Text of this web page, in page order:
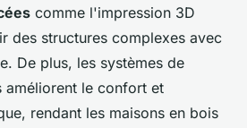
comme l'impression 3D
des structures complexes avec
De plus, les systèmes de
améliorent le confort et
rendant les maisons en bois